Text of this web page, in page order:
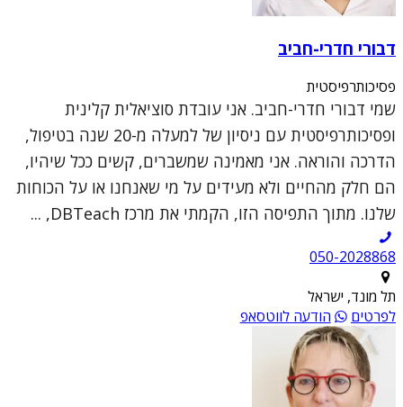
דבורי חדרי-חביב
פסיכותרפיסטית
שמי דבורי חדרי-חביב. אני עובדת סוציאלית קלינית
ופסיכותרפיסטית עם ניסיון של למעלה מ-20 שנה בטיפול,
הדרכה והוראה. אני מאמינה שמשברים, קשים ככל שיהיו,
הם חלק מהחיים ולא מעידים על מי שאנחנו או על הכוחות
שלנו. מתוך התפיסה הזו, הקמתי את מרכז DBTeach, ...
050-2028868
תל מונד, ישראל
לפרטים
הודעה לווטסאפ